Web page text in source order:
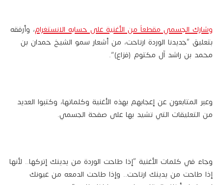
وشارك الجسمي مقطعاً من الأغنية على حسابه الانستغرام، وأرفقه
بتعليق “جديدنا الوردة ارتاحت، ‏من أشعار سمو الشيخ حمدان بن
محمد بن راشد آل مكتوم (فزاع)”.
وعبر المتابعون عن إعجابهم بهذه الأغنية وكلماتها، وكتبوا العديد
من التعليقات التي تشيد بها على صفحة الجسمي.
وجاء في كلمات الأغنية “إذا طاحت الوردة من يدينك إتركها.. لأنها
إذا طاحت من يدينك ارتاحت.. وإذا طاحت الدمعه من عيونك